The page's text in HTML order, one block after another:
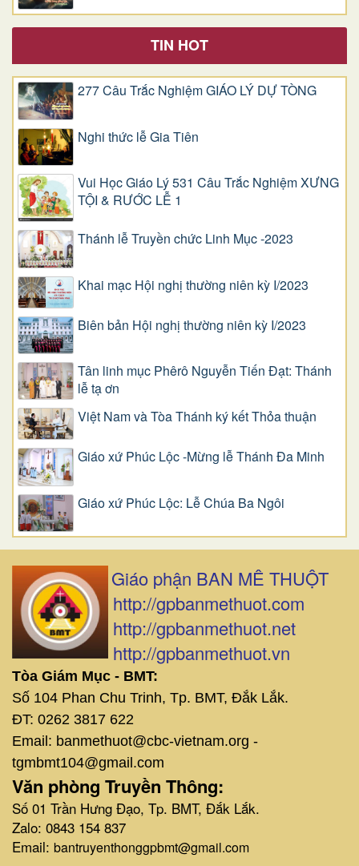
TIN HOT
277 Câu Trắc Nghiệm GIÁO LÝ DỰ TÒNG
Nghi thức lễ Gia Tiên
Vui Học Giáo Lý 531 Câu Trắc Nghiệm XƯNG
TỘI & RƯỚC LỄ 1
Thánh lễ Truyền chức Linh Mục -2023
Khai mạc Hội nghị thường niên kỳ I/2023
Biên bản Hội nghị thường niên kỳ I/2023
Tân linh mục Phêrô Nguyễn Tiến Đạt: Thánh
lễ tạ ơn
Việt Nam và Tòa Thánh ký kết Thỏa thuận
Giáo xứ Phúc Lộc -Mừng lễ Thánh Đa Minh
Giáo xứ Phúc Lộc: Lễ Chúa Ba Ngôi
Giáo phận BAN MÊ THUỘT
http://gpbanmethuot.com
http://gpbanmethuot.net
http://gpbanmethuot.vn
Tòa Giám Mục - BMT:
Số 104 Phan Chu Trinh, Tp. BMT, Đắk Lắk.
ĐT: 0262 3817 622
Email: banmethuot@cbc-vietnam.org -
tgmbmt104@gmail.com
Văn phòng Truyền Thông:
Số 01 Trần Hưng Đạo, Tp. BMT, Đắk Lắk.
Zalo: 0843 154 837
Email: bantruyenthonggpbmt@gmail.com